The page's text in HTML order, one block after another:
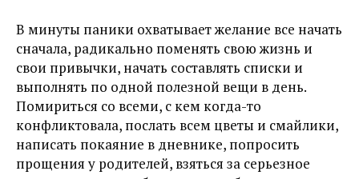
В минуты паники охватывает желание все начать
сначала, радикально поменять свою жизнь и
свои привычки, начать составлять списки и
выполнять по одной полезной вещи в день.
Помириться со всеми, с кем когда-то
конфликтовала, послать всем цветы и смайлики,
написать покаяние в дневнике, попросить
прощения у родителей, взяться за серьезное